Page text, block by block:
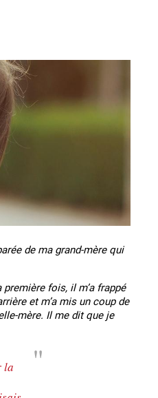
de ma grand-mère qui
fois, il m’a frappé
et m’a mis un coup de
mère. Il me dit que je
la